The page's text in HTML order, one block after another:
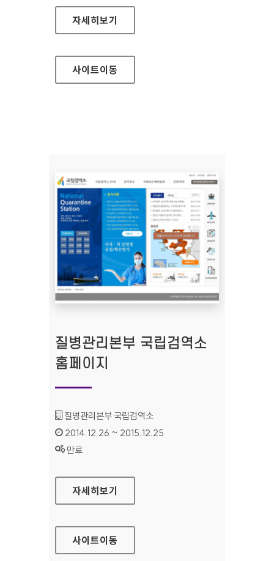
질병관리본부 해외여행질병정보센터 홈페이지
자세히보기
사이트이동
질병관리본부 국립검역소
홈페이지
기관명 :
질병관리본부 국립검역소
인증기간 :
2014.12.26 ~ 2015.12.25
상태 :
만료
질병관리본부 국립검역소 홈페이지
자세히보기
사이트이동